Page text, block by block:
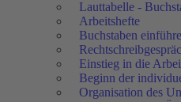
Lauttabelle -
Arbeitshefte
Buchstaben
Einstieg in die
Beginn der
Organisation des